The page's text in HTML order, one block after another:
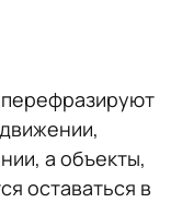
а объекты,
оставаться в